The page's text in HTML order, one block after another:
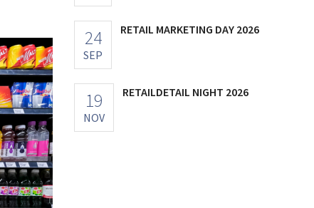
24
SEP
RETAIL MARKETING DAY 2026
19
NOV
RETAILDETAIL NIGHT 2026